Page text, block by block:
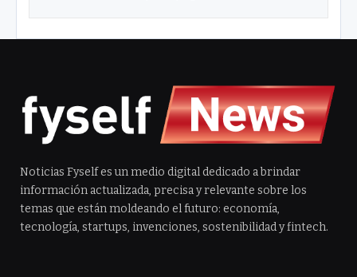
Noticias Fyself es un medio digital dedicado a brindar
información actualizada, precisa y relevante sobre los
temas que están moldeando el futuro: economía,
tecnología, startups, invenciones, sostenibilidad y fintech.